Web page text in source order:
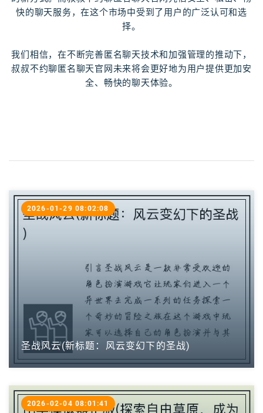
快的聊天服务，在这个市场中受到了用户的广泛认可和选
择。
我们相信，在不断完善匿名聊天技术和加强管理的推动下，
叔叔不约聊匿名聊天官网未来将会更好地为用户提供更加安
全、畅快的聊天体验。
圣战风云(新标题：风云变幻下的圣战)
2026-01-29 08:02:08
2026-02-04 08:01:41